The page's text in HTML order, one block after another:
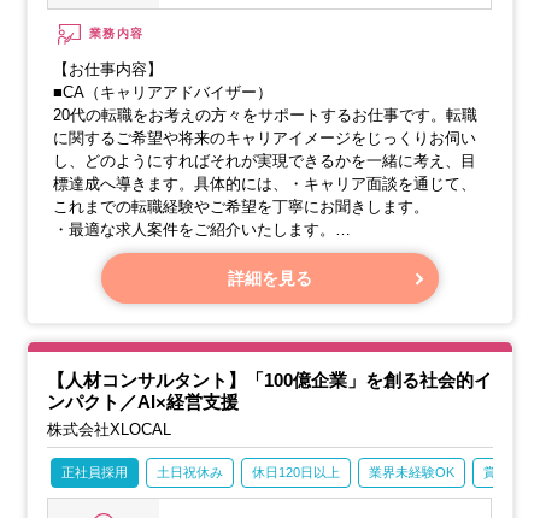
業務内容
【お仕事内容】
■CA（キャリアアドバイザー）
20代の転職をお考えの方々をサポートするお仕事です。転職
に関するご希望や将来のキャリアイメージをじっくりお伺い
し、どのようにすればそれが実現できるかを一緒に考え、目
標達成へ導きます。具体的には、・キャリア面談を通じて、
これまでの転職経験やご希望を丁寧にお聞きします。
・最適な求人案件をご紹介いたします。
・履歴書や職務経歴書の添削アドバイスを行い、魅力を最大
限に引き出します。
・面接対策や模擬面接を実施し、自信を持って本番に臨める
・面接の日程調整を代行いたします。
・内定承諾の際には、候補者の方と企業様との間で条件を丁
寧にすり合わせます。
詳細を見る
【人材コンサルタント】「100億企業」を創る社会的イ
ンパクト／AI×経営支援
株式会社XLOCAL
正社員採用 土日祝休み 休日120日以上 業界未経験OK 賞与あり